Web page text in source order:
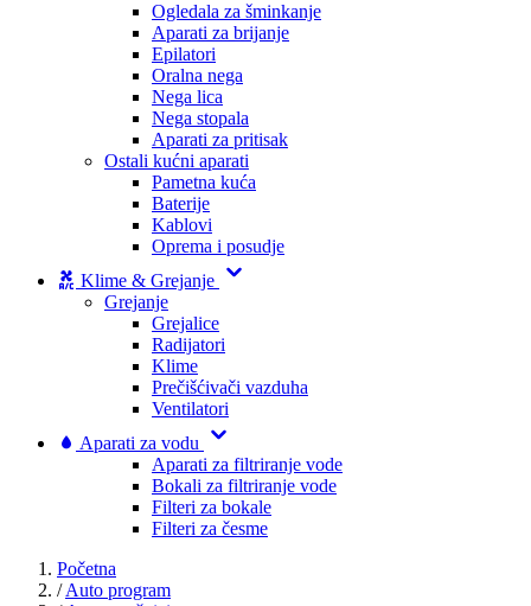
Ogledala za šminkanje
Aparati za brijanje
Epilatori
Oralna nega
Nega lica
Nega stopala
Aparati za pritisak
Ostali kućni aparati
Pametna kuća
Baterije
Kablovi
Oprema i posudje
Klime & Grejanje
Grejanje
Grejalice
Radijatori
Klime
Prečišćivači vazduha
Ventilatori
Aparati za vodu
Aparati za filtriranje vode
Bokali za filtriranje vode
Filteri za bokale
Filteri za česme
Početna
/ Auto program